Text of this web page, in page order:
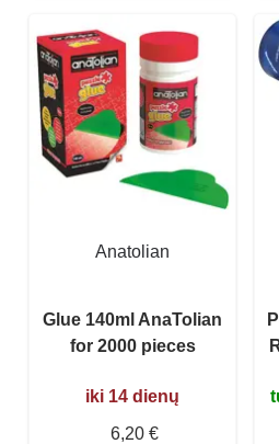
Anatolian
Glue 140ml AnaTolian
for 2000 pieces
iki 14 dienų
6,20 €